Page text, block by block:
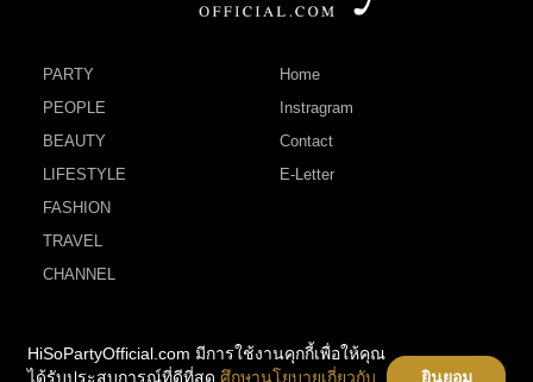
PARTY
PEOPLE
BEAUTY
LIFESTYLE
FASHION
TRAVEL
CHANNEL
Home
Instragram
Contact
E-Letter
HiSoPartyOfficial.com มีการใช้งานคุกกี้เพื่อให้คุณ
ได้รับประสบการณ์ที่ดีที่สุด ศึกษานโยบายเกี่ยวกับ ยินยอม